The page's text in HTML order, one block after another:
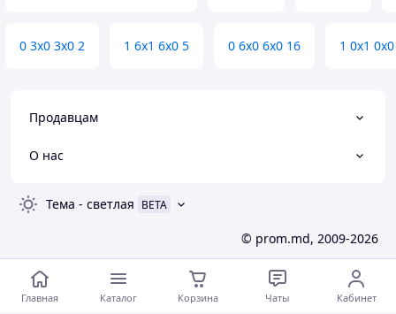
0 3х0 3х0 2 1 6х1 6х0 5 0 6х0 6х0 16 1 0х1
Продавцам
О нас
Тема - светлая BETA
© prom.md, 2009-2026
Главная Каталог Корзина Чаты Кабинет